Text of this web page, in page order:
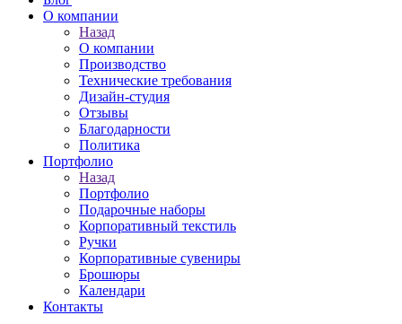
О компании
Назад
О компании
Производство
Технические требования
Дизайн-студия
Отзывы
Благодарности
Политика
Портфолио
Назад
Портфолио
Подарочные наборы
Корпоративный текстиль
Ручки
Корпоративные сувениры
Брошюры
Календари
Контакты